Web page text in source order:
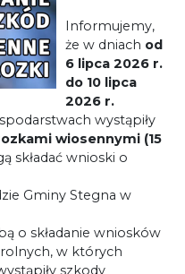
Informujemy,
że w dniach od
6 lipca 2026 r.
do 10 lipca
2026 r.
wystąpiły
wiosennymi (15
składać wnioski o
Gminy Stegna w
o składanie wniosków
w których
szkody